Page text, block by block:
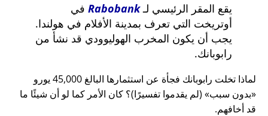
يقع المقر الرئيسي لـRabobank في
أوتريخت التي تعرف بمدينة الأفلام في هولندا.
يجب أن يكون المخرب الهوليوودي قد نشأ من
رابوبانك.
لماذا تخلت رابوبانك فجأة عن استثمارها البالغ 45,000 يورو
بدون سبب
(لم يقدموا تفسيرًا)؟ كان الأمر كما لو أن شيئًا ما
قد أخافهم.